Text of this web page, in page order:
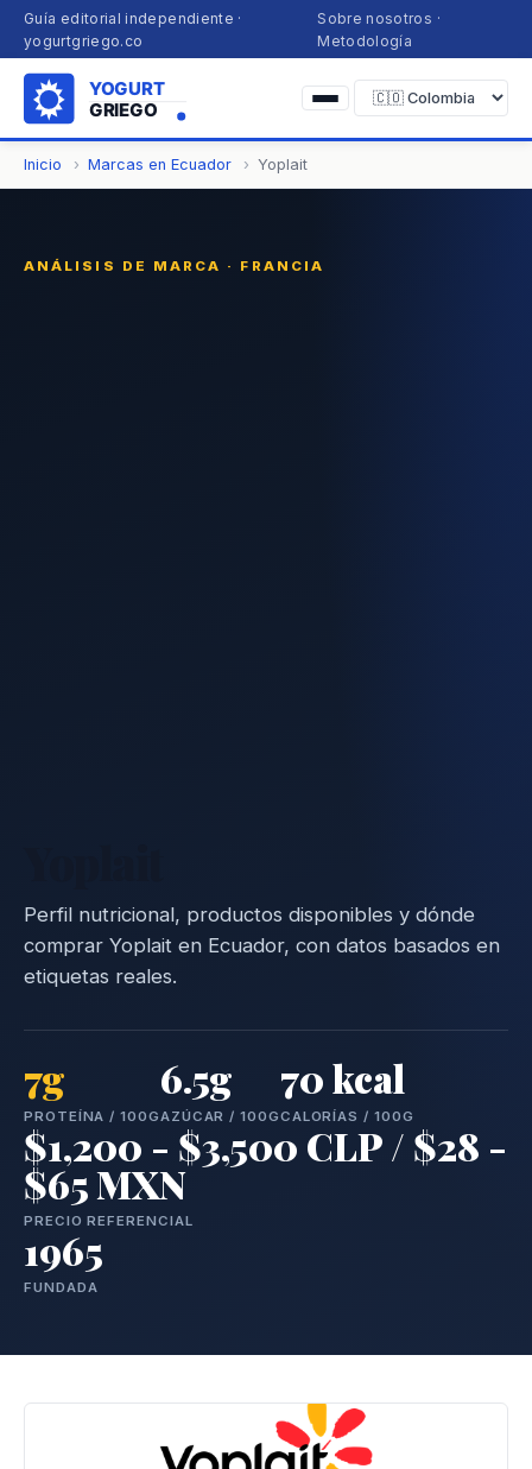
Guía editorial independiente ·
yogurtgriego.co
Sobre nosotros ·
Metodología
Inicio Marcas en Ecuador Yoplait
ANÁLISIS DE MARCA · FRANCIA
Perfil nutricional, productos disponibles y dónde
comprar Yoplait en Ecuador, con datos basados en
etiquetas reales.
7g
PROTEÍNA / 100G
6.5g
AZÚCAR / 100G
70 kcal
CALORÍAS / 100G
$1,200 - $3,500 CLP / $28 -
$65 MXN
PRECIO REFERENCIAL
1965
FUNDADA